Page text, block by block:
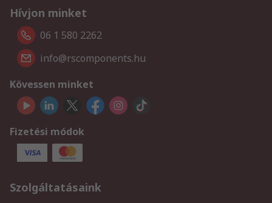
Hívjon minket
06 1 580 2262
info@rscomponents.hu
Kövessen minket
Fizetési módok
Szolgáltatásaink